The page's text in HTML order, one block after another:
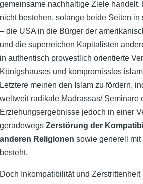
gemeinsame nachhaltige Ziele handelt.
nicht bestehen, solange beide Seiten in
– die USA in die Bürger der
und die superreichen Kapitalisten
in authentisch prowestlich orientierte
Königshauses und kompromisslos
Letztere meinen den Islam zu fördern,
weltweit radikale Madrassas/ Seminare
Erziehungsergebnisse jedoch in einer
geradewegs Zerstörung der
anderen Religionen sowie generell
besteht.
Doch Inkompatibilität und